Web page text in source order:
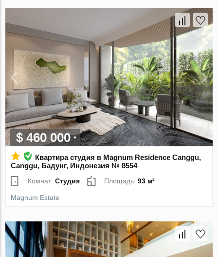
$ 460 000
Квартира студия в Magnum Residence Canggu,
Canggu, Бадунг, Индонезия № 8554
Комнат:Студия Площадь:93 м²
Magnum Estate